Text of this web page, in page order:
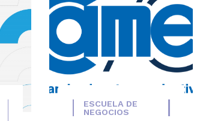
ESCUELA DE
NEGOCIOS